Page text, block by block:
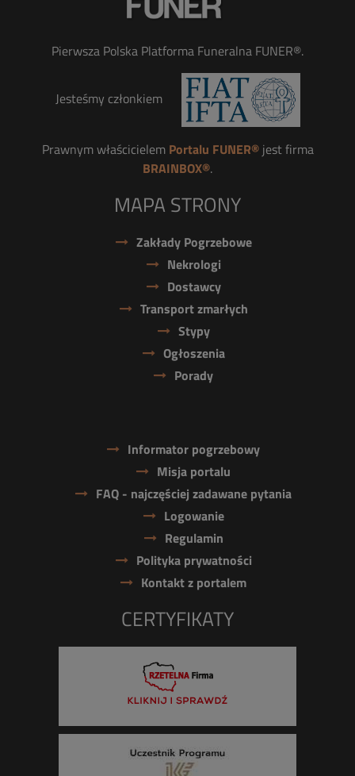
Pierwsza Polska Platforma Funeralna FUNER®.
Jesteśmy członkiem
Prawnym właścicielem Portalu FUNER®jest firma
BRAINBOX®.
MAPA STRONY
Zakłady Pogrzebowe
Nekrologi
Dostawcy
Transport zmarłych
Stypy
Ogłoszenia
Porady
Informator pogrzebowy
Misja portalu
FAQ - najczęściej zadawane pytania
Logowanie
Regulamin
Polityka prywatności
Kontakt z portalem
CERTYFIKATY